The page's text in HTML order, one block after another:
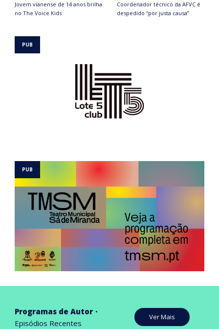
Jovem vianense de 14 anos brilha
no The Voice Kids
Coordenador técnico da AFVC é
despedido “por justa causa”
Programas de Autor
Episódios Recentes
Ver Mais